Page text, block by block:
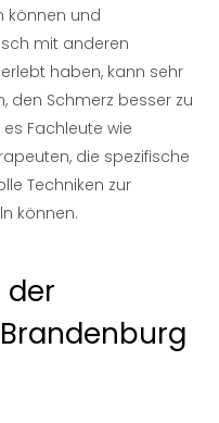
können und
mit anderen
haben, kann sehr
den Schmerz besser zu
Fachleute wie
die spezifische
Techniken zur
können.
der